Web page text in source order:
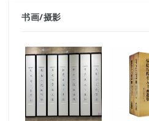
书画/摄影